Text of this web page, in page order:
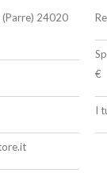
(Parre) 24020
€
I